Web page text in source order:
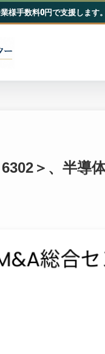
様手数料0円で支援します。
＞、半導